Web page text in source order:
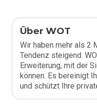
Über WOT
Wir haben mehr als 2
Tendenz steigend.
Erweiterung, mit der
können. Es bereinigt
und schützt Ihre